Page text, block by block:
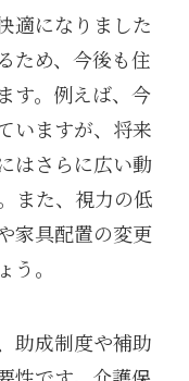
適になりました
ため、今後も住
す。例えば、今
いますが、将来
はさらに広い動
また、視力の低
家具配置の変更
。
助成制度や補助